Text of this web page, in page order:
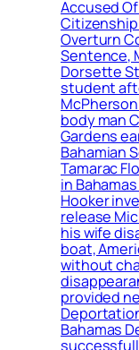
Accused
Citizenship
Overturn
Sentence,
Dorsette
student
body man
Gardens
Bahamian
Tamarac
in
Hooker
release
his wife
boat,
without
provided
Bahamas